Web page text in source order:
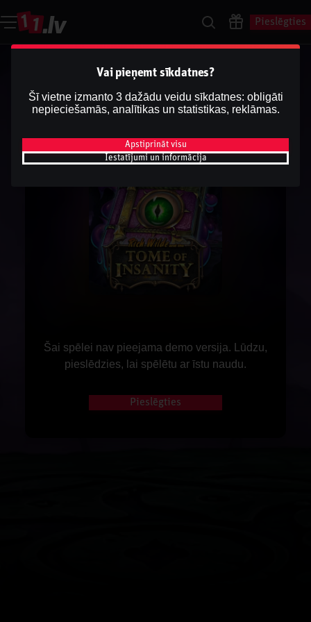
Pieslēgties
Šai spēlei nav pieejama demo versija. Lūdzu,
pieslēdzies, lai spēlētu ar īstu naudu.
Pieslēgties
Vai pieņemt sīkdatnes?
Šī vietne izmanto 3 dažādu veidu sīkdatnes: obligāti
nepieciešamās, analītikas un statistikas, reklāmas.
Apstiprināt visu
Iestatījumi un informācija